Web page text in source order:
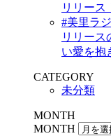
リリース
#美里ラ
リリース
い愛を抱
CATEGORY
未分類
MONTH
MONTH